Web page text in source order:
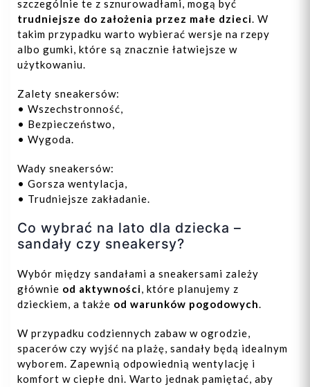
szczególnie te z sznurowadłami, mogą być
trudniejsze do założenia przez małe dzieci. W
takim przypadku warto wybierać wersje na rzepy
albo gumki, które są znacznie łatwiejsze w
użytkowaniu.
Zalety sneakersów:
• Wszechstronność,
• Bezpieczeństwo,
• Wygoda.
Wady sneakersów:
• Gorsza wentylacja,
• Trudniejsze zakładanie.
Co wybrać na lato dla dziecka –
sandały czy sneakersy?
Wybór między sandałami a sneakersami zależy
głównie od aktywności, które planujemy z
dzieckiem, a także od warunków pogodowych.
W przypadku codziennych zabaw w ogrodzie,
spacerów czy wyjść na plażę, sandały będą idealnym
wyborem. Zapewnią odpowiednią wentylację i
komfort w ciepłe dni. Warto jednak pamiętać, aby